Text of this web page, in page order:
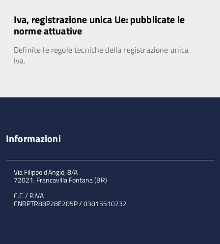
Iva, registrazione unica Ue: pubblicate le
norme attuative
Definite le regole tecniche della registrazione unica
Iva.
Informazioni
Via Filippo d'Angiò, 8/A
72021, Francavilla Fontana (BR)
C.F. / P.IVA
CNRPTR88P28E205P / 03015510732